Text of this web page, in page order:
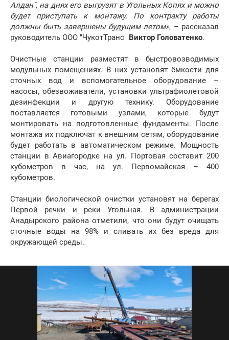
Алдан", на днях его выгрузят в Угольных Копях и можно
будет приступать к монтажу. По контракту работы
должны быть завершены будущим летом», – рассказал
руководитель ООО "ЧукотТранс" Виктор Головатенко.
Очистные станции разместят в быстровозводимых
модульных помещениях. В них установят ёмкости для
сточных вод и вспомогательное оборудование –
насосы, обезвоживатели, установки ультрафиолетовой
дезинфекции и другую технику. Оборудование
поставляется готовыми узлами, которые будут
монтировать на подготовленные фундаменты. После
монтажа их подключат к внешним сетям, оборудование
будет работать в автоматическом режиме. Мощность
станции в Авиагородке на ул. Портовая составит 200
кубометров в час, на ул. Первомайская – 400
кубометров.
Станции биологической очистки установят на берегах
Первой речки и реки Угольная. В администрации
Анадырского района отметили, что они будут очищать
сточные воды на 98% и сливать их без вреда для
окружающей среды.